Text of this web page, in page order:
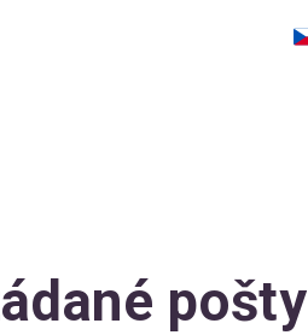
VIP podpory
AI Add-on pošty